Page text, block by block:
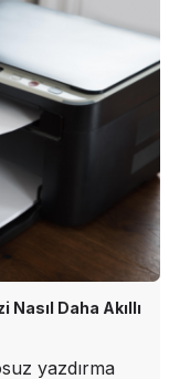
Nasıl Daha Akıllı
yazdırma